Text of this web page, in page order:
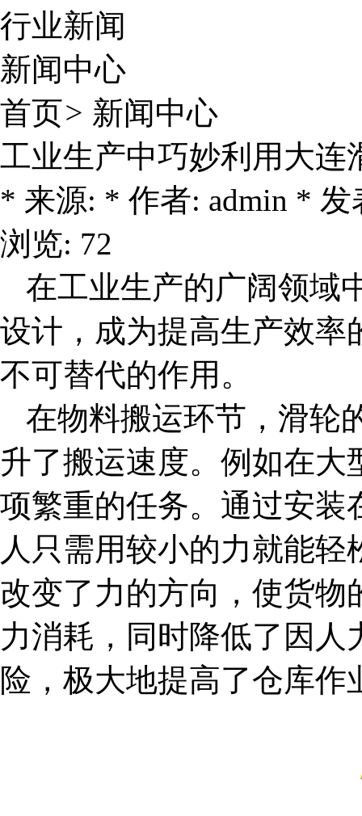
行业新闻
新闻中心
首页> 新闻中心
工业生产中巧妙利用大连
* 来源: * 作者: admin * 发
浏览: 72
在工业生产的广阔领域
设计，成为提高生产效率
不可替代的作用。
在物料搬运环节，滑轮
升了搬运速度。例如在
项繁重的任务。通过安装
人只需用较小的力就能
改变了力的方向，使货物
力消耗，同时降低了因
险，极大地提高了仓库作